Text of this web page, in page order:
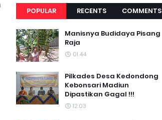
POPULAR RECENTS COMMENTS
Manisnya Budidaya Pisang
Raja
01.44
Pilkades Desa Kedondong
Kebonsari Madiun
Dipastikan Gagal !!!
12.03